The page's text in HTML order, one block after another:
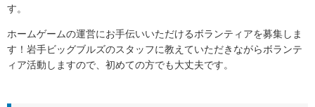
す。
ホームゲームの運営にお手伝いいただけるボランティアを募集しま
す！岩手ビッグブルズのスタッフに教えていただきながらボランテ
ィア活動しますので、初めての方でも大丈夫です。